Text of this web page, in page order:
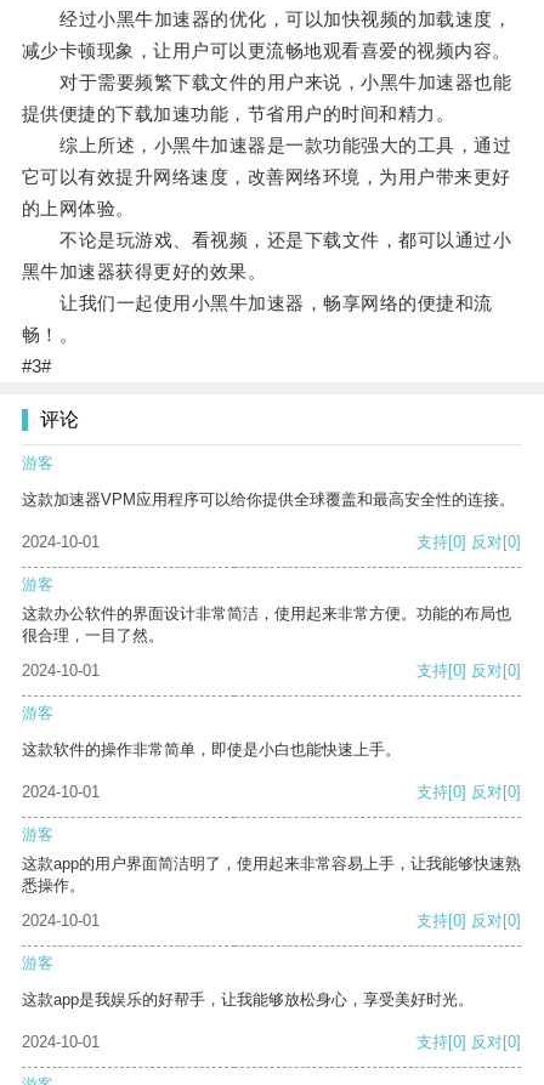
经过小黑牛加速器的优化，可以加快视频的加载速度，
减少卡顿现象，让用户可以更流畅地观看喜爱的视频内容。
对于需要频繁下载文件的用户来说，小黑牛加速器也能
提供便捷的下载加速功能，节省用户的时间和精力。
综上所述，小黑牛加速器是一款功能强大的工具，通过
它可以有效提升网络速度，改善网络环境，为用户带来更好
的上网体验。
不论是玩游戏、看视频，还是下载文件，都可以通过小
黑牛加速器获得更好的效果。
让我们一起使用小黑牛加速器，畅享网络的便捷和流
畅！。
#3#
评论
游客
这款加速器VPM应用程序可以给你提供全球覆盖和最高安全性的连接。
2024-10-01 支持[0] 反对[0]
游客
这款办公软件的界面设计非常简洁，使用起来非常方便。功能的布局也
很合理，一目了然。
2024-10-01
支持[0] 反对[0]
游客
这款软件的操作非常简单，即使是小白也能快速上手。
2024-10-01 支持[0] 反对[0]
游客
这款app的用户界面简洁明了，使用起来非常容易上手，让我能够快速熟
悉操作。
2024-10-01
支持[0] 反对[0]
游客
这款app是我娱乐的好帮手，让我能够放松身心，享受美好时光。
2024-10-01 支持[0] 反对[0]